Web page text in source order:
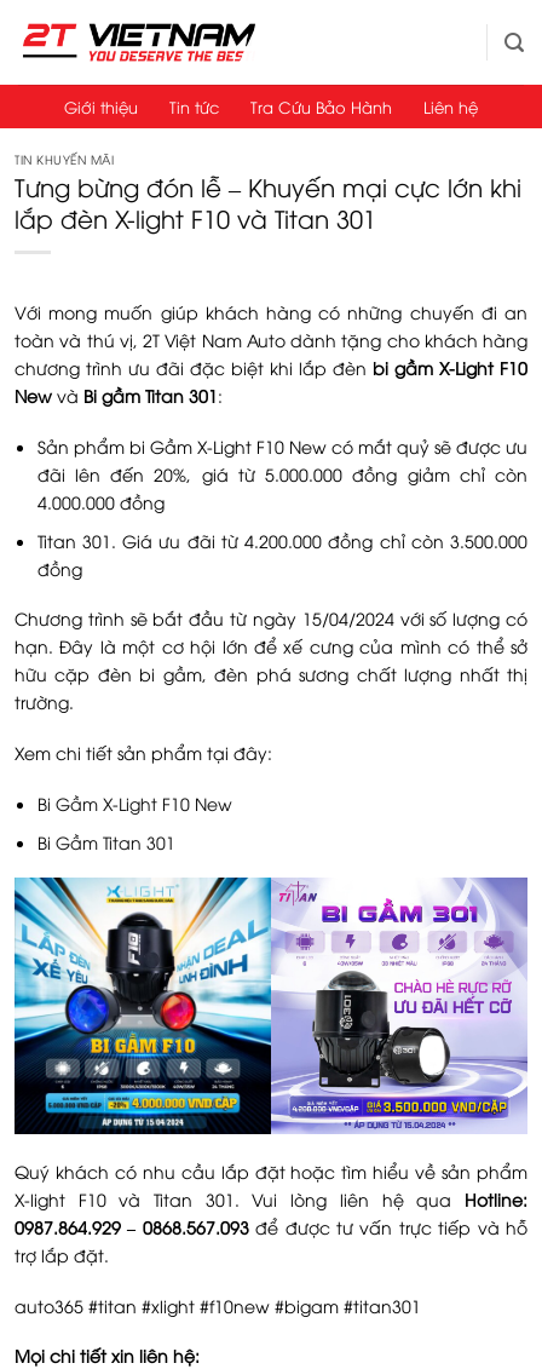
qua
Giới thiệu Tin tức Tra Cứu Bảo Hành Liên hệ
TIN KHUYẾN MÃI
Tưng bừng đón lễ – Khuyến mại cực lớn khi
lắp đèn X-light F10 và Titan 301
Với mong muốn giúp khách hàng có những chuyến đi an
toàn và thú vị, 2T Việt Nam Auto dành tặng cho khách hàng
chương trình ưu đãi đặc biệt khi lắp đèn bi gầm X-Light F10
New và Bi gầm Titan 301:
Sản phẩm bi Gầm X-Light F10 New có mắt quỷ sẽ được ưu
đãi lên đến 20%, giá từ 5.000.000 đồng giảm chỉ còn
4.000.000 đồng
Titan 301. Giá ưu đãi từ 4.200.000 đồng chỉ còn 3.500.000
đồng
Chương trình sẽ bắt đầu từ ngày 15/04/2024 với số lượng có
hạn. Đây là một cơ hội lớn để xế cưng của mình có thể sở
hữu cặp đèn bi gầm, đèn phá sương chất lượng nhất thị
trường.
Xem chi tiết sản phẩm tại đây:
Bi Gầm X-Light F10 New
Bi Gầm Titan 301
Quý khách có nhu cầu lắp đặt hoặc tìm hiểu về sản phẩm
X-light F10 và Titan 301. Vui lòng liên hệ qua Hotline:
0987.864.929 – 0868.567.093để được tư vấn trực tiếp và hỗ
trợ lắp đặt.
auto365 #titan #xlight #f10new #bigam #titan301
Mọi chi tiết xin liên hệ: